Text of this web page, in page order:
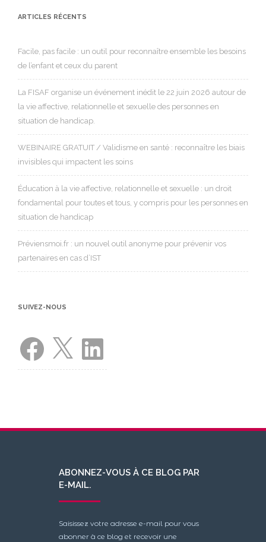
ARTICLES RÉCENTS
Facile, pas facile : un outil pour reconnaître ensemble les besoins
de l’enfant et ceux du parent
La FISAF organise un événement inédit le 22 juin 2026 autour de
la vie affective, relationnelle et sexuelle des personnes en
situation de handicap.
WEBINAIRE GRATUIT / Validisme en santé : reconnaître les biais
invisibles qui impactent les soins
Éducation à la vie affective, relationnelle et sexuelle : un droit
fondamental pour toutes et tous, y compris pour les personnes en
situation de handicap
Préviensmoi.fr : un nouvel outil anonyme pour prévenir vos
partenaires en cas d’IST
SUIVEZ-NOUS
Facebook LinkedIn
ABONNEZ-VOUS À CE BLOG PAR
E-MAIL.
Saisissez votre adresse e-mail pour vous
abonner à ce blog et recevoir une